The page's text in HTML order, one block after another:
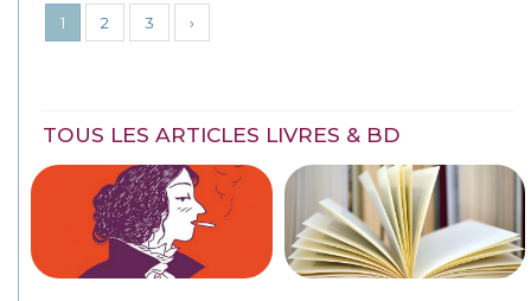
1 2 3 ›
TOUS LES ARTICLES LIVRES & BD